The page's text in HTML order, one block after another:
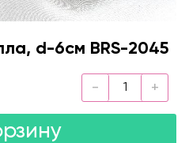
d-6см BRS-2045